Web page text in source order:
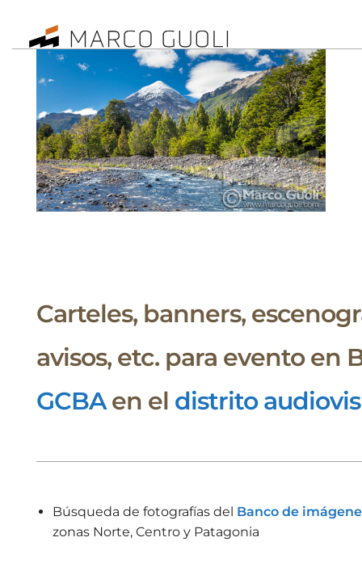
Carteles, banners,
avisos, etc. para evento en
GCBAen el distrito
Búsqueda de fotografías del Banco de
zonas Norte, Centro y Patagonia